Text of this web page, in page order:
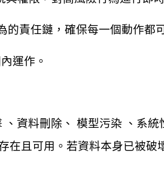
的責任鏈，確保每一個動作都
運作。
資料刪除、 模型污染 、系統
在且可用。若資料本身已被破